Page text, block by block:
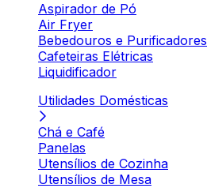
Aspirador de Pó
Air Fryer
Bebedouros e Purificadores
Cafeteiras Elétricas
Liquidificador
Utilidades Domésticas
Chá e Café
Panelas
Utensílios de Cozinha
Utensílios de Mesa